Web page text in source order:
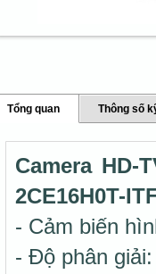
Tổng quan Thông số
Camera HD-
2CE16H0T-
- Cảm biến
- Độ phân